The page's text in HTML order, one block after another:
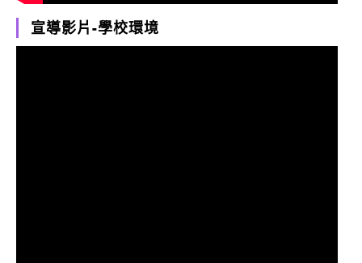
宣導影片-學校環境